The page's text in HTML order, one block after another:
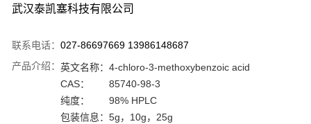
武汉泰凯塞科技有限公司
联系电话： 027-86697669 13986148687
产品介绍： 英文名称： 4-chloro-3-methoxybenzoic acid
CAS：
85740-98-3
纯度：
98% HPLC
包装信息： 5g，10g，25g